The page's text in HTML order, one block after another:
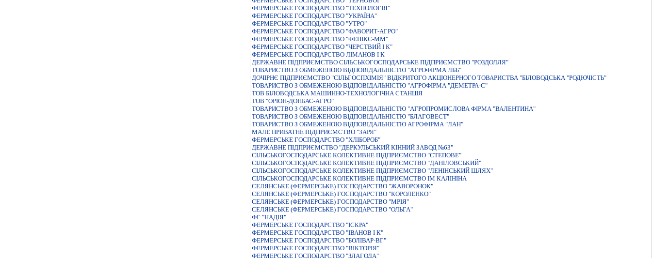
ФЕРМЕРСЬКЕ ГОСПОДАРСТВО "ТЕХНОЛОГІЯ"
ФЕРМЕРСЬКЕ ГОСПОДАРСТВО "УКРАЇНА"
ФЕРМЕРСЬКЕ ГОСПОДАРСТВО "УТРО"
ФЕРМЕРСЬКЕ ГОСПОДАРСТВО "ФАВОРИТ-АГРО"
ФЕРМЕРСЬКЕ ГОСПОДАРСТВО "ФЕНІКС-ММ"
ФЕРМЕРСЬКЕ ГОСПОДАРСТВО "ЧЕРСТВИЙ I К"
ФЕРМЕРСЬКЕ ГОСПОДАРСТВО ЛIМАНОВ I К
ДЕРЖАВНЕ ПIДПРИЄМСТВО СIЛЬСЬКОГОСПОДАРСЬКЕ ПIДПРИЄМСТВО "РОЗДОЛЛЯ"
ТОВАРИСТВО З ОБМЕЖЕНОЮ ВІДПОВІДАЛЬНІСТЮ "АГРОФІРМА ЛББ"
ДОЧIРНЄ ПIДПРИЄМСТВО "СIЛЬГОСПХIМIЯ" ВIДКРИТОГО АКЦIОНЕРНОГО ТОВАРИСТВА "БIЛОВОДСЬКА "РОДЮЧIСТЬ"
ТОВАРИСТВО З ОБМЕЖЕНОЮ ВIДПОВIДАЛЬНIСТЮ "АГРОФIРМА "ДЕМЕТРА-С"
ТОВ БІЛОВОДСЬКА МАШИННО-ТЕХНОЛОГІЧНА СТАНЦІЯ
ТОВ "ОРІОН-ДОНБАС-АГРО"
ТОВАРИСТВО З ОБМЕЖЕНОЮ ВІДПОВІДАЛЬНІСТЮ "АГРОПРОМИСЛОВА ФІРМА "ВАЛЕНТИНА"
ТОВАРИСТВО З ОБМЕЖЕНОЮ ВІДПОВІДАЛЬНІСТЮ "БЛАГОВЕСТ"
ТОВАРИСТВО З ОБМЕЖЕНОЮ ВIДПОВIДАЛЬНIСТЮ АГРОФIРМА "ЛАН"
МАЛЕ ПРИВАТНЕ ПIДПРИЄМСТВО "ЗАРЯ"
ФЕРМЕРСЬКЕ ГОСПОДАРСТВО "ХЛIБОРОБ"
ДЕРЖАВНЕ ПІДПРИЄМСТВО "ДЕРКУЛЬСЬКИЙ КІННИЙ ЗАВОД №63"
СIЛЬСЬКОГОСПОДАРСЬКЕ КОЛЕКТИВНЕ ПIДПРИЄМСТВО "СТЕПОВЕ"
СІЛЬСЬКОГОСПОДАРСЬКЕ КОЛЕКТИВНЕ ПІДПРИЄМСТВО "ДАНІЛОВСЬКИЙ"
СІЛЬСЬКОГОСПОДАРСЬКЕ КОЛЕКТИВНЕ ПІДПРИЄМСТВО "ЛЕНІНСЬКИЙ ШЛЯХ"
СІЛЬСЬКОГОСПОДАРСЬКЕ КОЛЕКТИВНЕ ПІДПРИЄМСТВО ІМ КАЛІНІНА
СЕЛЯНСЬКЕ (ФЕРМЕРСЬКЕ) ГОСПОДАРСТВО "ЖАВОРОНОК"
СЕЛЯНСЬКЕ (ФЕРМЕРСЬКЕ) ГОСПОДАРСТВО "КОРОЛЕНКО"
СЕЛЯНСЬКЕ (ФЕРМЕРСЬКЕ) ГОСПОДАРСТВО "МРIЯ"
СЕЛЯНСЬКЕ (ФЕРМЕРСЬКЕ) ГОСПОДАРСТВО "ОЛЬГА"
ФГ "НАДІЯ"
ФЕРМЕРСЬКЕ ГОСПОДАРСТВО "IСКРА"
ФЕРМЕРСЬКЕ ГОСПОДАРСТВО "ІВАНОВ І К"
ФЕРМЕРСЬКЕ ГОСПОДАРСТВО "БОЛIВАР-ВГ"
ФЕРМЕРСЬКЕ ГОСПОДАРСТВО "ВІКТОРІЯ"
ФЕРМЕРСЬКЕ ГОСПОДАРСТВО "ЗЛАГОДА"